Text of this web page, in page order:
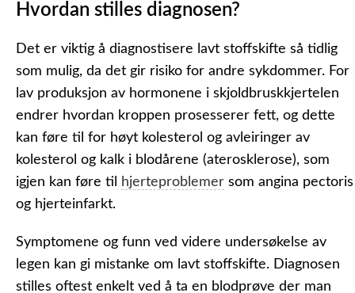
Hvordan stilles diagnosen?
Det er viktig å diagnostisere lavt stoffskifte så tidlig
som mulig, da det gir risiko for andre sykdommer. For
lav produksjon av hormonene i skjoldbruskkjertelen
endrer hvordan kroppen prosesserer fett, og dette
kan føre til for høyt kolesterol og avleiringer av
kolesterol og kalk i blodårene (aterosklerose), som
igjen kan føre til
hjerteproblemer som angina pectoris
og hjerteinfarkt.
Symptomene og funn ved videre undersøkelse av
legen kan gi mistanke om lavt stoffskifte. Diagnosen
stilles oftest enkelt ved å ta en blodprøve der man